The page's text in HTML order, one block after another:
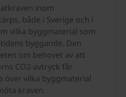
inom
både i Sverige och i
vilka byggmaterial som
byggande. Den
om behovet av att
CO2-avtryck får
över vilka byggmaterial
kraven.